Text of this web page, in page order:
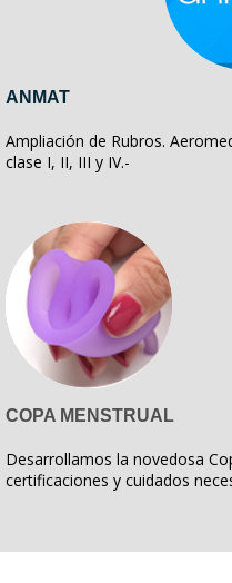
ANMAT
Ampliación de Rubros.
clase I, II, III y IV.-
COPA MENSTRUAL
Desarrollamos la novedosa
certificaciones y cuidados